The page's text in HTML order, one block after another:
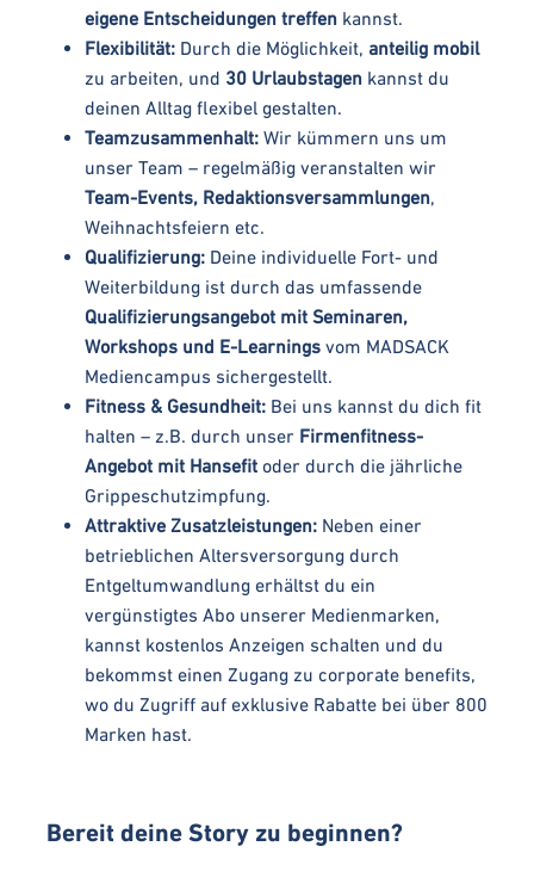
eigene Entscheidungen treffen kannst.
Flexibilität: Durch die Möglichkeit, anteilig mobil
zu arbeiten, und 30 Urlaubstagen kannst du
deinen Alltag flexibel gestalten.
Teamzusammenhalt: Wir kümmern uns um
unser Team – regelmäßig veranstalten wir
Team-Events, Redaktionsversammlungen
Weihnachtsfeiern etc.
Qualifizierung: Deine individuelle Fort- und
Weiterbildung ist durch das umfassende
Qualifizierungsangebot mit Seminaren,
Workshops und E-Learnings vom MADSACK
Mediencampus sichergestellt.
Fitness & Gesundheit: Bei uns kannst du dich fit
halten – z.B. durch unser Firmenfitness-
Angebot mit Hansefit oder durch die jährliche
Grippeschutzimpfung.
Attraktive Zusatzleistungen: Neben einer
betrieblichen Altersversorgung durch
Entgeltumwandlung erhältst du ein
vergünstigtes Abo unserer Medienmarken,
kannst kostenlos Anzeigen schalten und du
bekommst einen Zugang zu corporate benefits,
wo du Zugriff auf exklusive Rabatte bei über 800
Marken hast.
Bereit deine Story zu beginnen?